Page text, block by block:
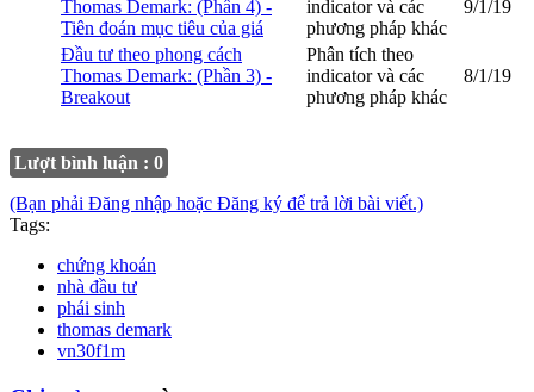
Thomas Demark: (Phần 4) -
Tiên đoán mục tiêu của giá
indicator và các
phương pháp khác
9/1/19
Đầu tư theo phong cách
Thomas Demark: (Phần 3) -
Breakout
Phân tích theo
indicator và các
phương pháp khác
8/1/19
Lượt bình luận : 0
(Bạn phải Đăng nhập hoặc Đăng ký để trả lời bài viết.)
Tags:
chứng khoán
nhà đầu tư
phái sinh
thomas demark
vn30f1m